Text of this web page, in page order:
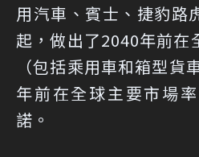
用汽車、賓士、捷豹路
起，做出了2040年前在
（包括乘用車和箱型貨
年前在全球主要市場
諾。